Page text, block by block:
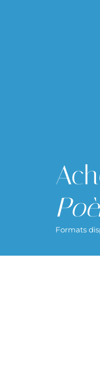
Formats